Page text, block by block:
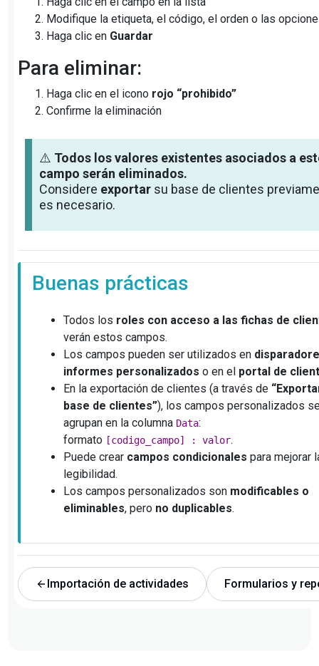
Modifique la etiqueta, el código, el orden o las
Haga clic en Guardar
Para eliminar:
Haga clic en el icono rojo “prohibido”
Confirme la eliminación
⚠️ Todos los valores existentes asociados a
campo serán eliminados.
Considere exportar su base de clientes
es necesario.
Buenas prácticas
Todos los roles con acceso a las fichas de
verán estos campos.
Los campos pueden ser utilizados en
informes personalizados o en el portal de
En la exportación de clientes (a través de
base de clientes”), los campos personalizados
agrupan en la columna Data:
formato [codigo_campo] : valor.
Puede crear campos condicionales para mejorar
legibilidad.
Los campos personalizados son modificables o
eliminables, pero no duplicables.
Importación de actividades Formularios y